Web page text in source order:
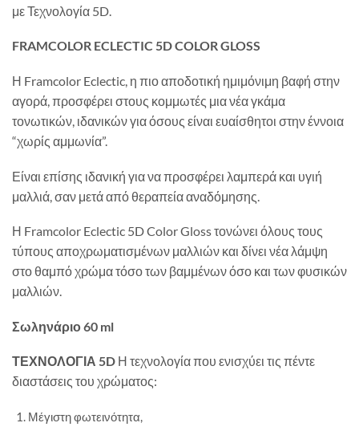
με Τεχνολογία 5D.
FRAMCOLOR ECLECTIC 5D COLOR GLOSS
Η Framcolor Eclectic, η πιο αποδοτική ημιμόνιμη βαφή στην
αγορά, προσφέρει στους κομμωτές μια νέα γκάμα
τονωτικών, ιδανικών για όσους είναι ευαίσθητοι στην έννοια
“χωρίς αμμωνία”.
Είναι επίσης ιδανική για να προσφέρει λαμπερά και υγιή
μαλλιά, σαν μετά από θεραπεία αναδόμησης.
Η Framcolor Eclectic 5D Color Gloss τονώνει όλους τους
τύπους αποχρωματισμένων μαλλιών και δίνει νέα λάμψη
στο θαμπό χρώμα τόσο των βαμμένων όσο και των φυσικών
μαλλιών.
Σωληνάριο 60 ml
ΤΕΧΝΟΛΟΓΙΑ 5D Η τεχνολογία που ενισχύει τις πέντε
διαστάσεις του χρώματος:
Μέγιστη φωτεινότητα,